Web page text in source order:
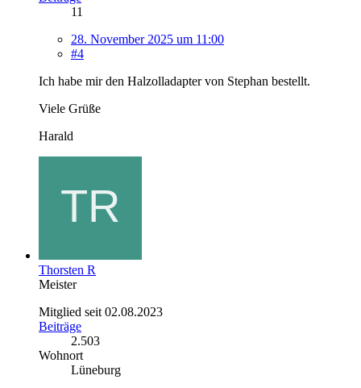
11
28. November 2025 um 11:00
#4
Ich habe mir den Halzolladapter von Stephan bestellt.
Viele Grüße
Harald
Thorsten R
Meister
Mitglied seit 02.08.2023
Beiträge
2.503
Wohnort
Lüneburg